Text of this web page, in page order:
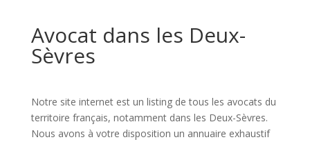
Avocat dans les Deux-
Sèvres
Notre site internet est un listing de tous les avocats du
territoire français, notamment dans les Deux-Sèvres.
Nous avons à votre disposition un annuaire exhaustif